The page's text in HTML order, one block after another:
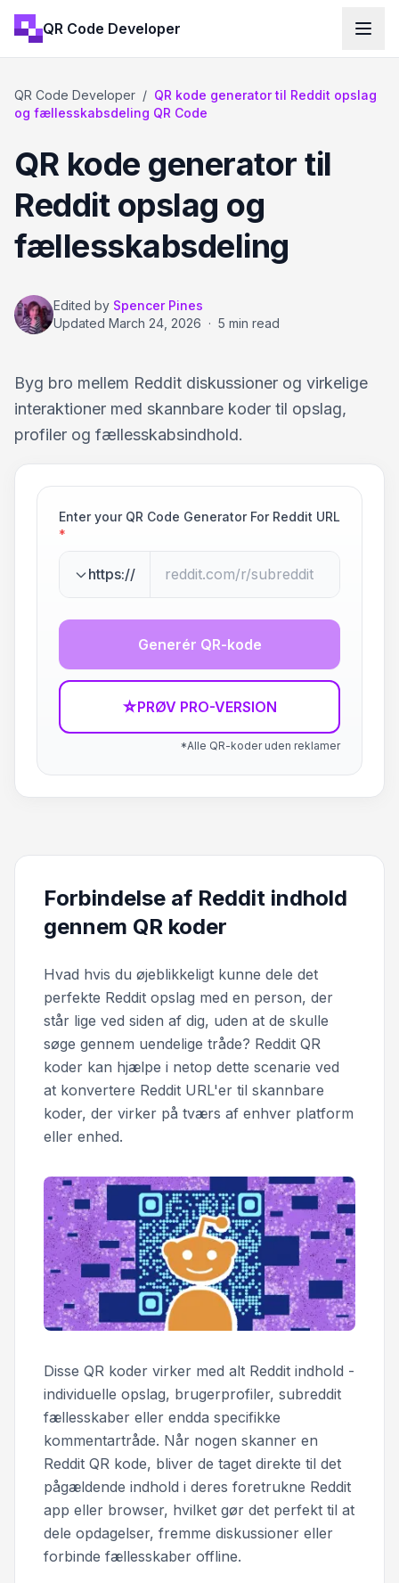
QR Code Developer
QR Code Developer / QR kode generator til Reddit opslag
og fællesskabsdeling QR Code
QR kode generator til
Reddit opslag og
fællesskabsdeling
Edited by Spencer Pines
Updated March 24, 2026 · 5 min read
Byg bro mellem Reddit diskussioner og virkelige
interaktioner med skannbare koder til opslag,
profiler og fællesskabsindhold.
Enter your QR Code Generator For Reddit URL
*
https://
Generér QR-kode
☆PRØV PRO-VERSION
*Alle QR-koder uden reklamer
Forbindelse af Reddit indhold
gennem QR koder
Hvad hvis du øjeblikkeligt kunne dele det
perfekte Reddit opslag med en person, der
står lige ved siden af dig, uden at de skulle
søge gennem uendelige tråde? Reddit QR
koder kan hjælpe i netop dette scenarie ved
at konvertere Reddit URL'er til skannbare
koder, der virker på tværs af enhver platform
eller enhed.
Disse QR koder virker med alt Reddit indhold -
individuelle opslag, brugerprofiler, subreddit
fællesskaber eller endda specifikke
kommentartråde. Når nogen skanner en
Reddit QR kode, bliver de taget direkte til det
pågældende indhold i deres foretrukne Reddit
app eller browser, hvilket gør det perfekt til at
dele opdagelser, fremme diskussioner eller
forbinde fællesskaber offline.